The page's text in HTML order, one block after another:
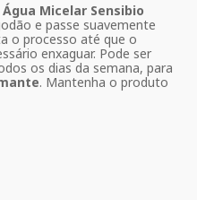
Água Micelar Sensibio
e passe suavemente
o processo até que o
enxaguar. Pode ser
os dias da semana, para
. Mantenha o produto